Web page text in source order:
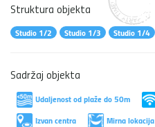
Struktura objekta
Studio 1/2 Studio 1/3 Studio 1/4
Sadržaj objekta
Udaljenost od plaže do 50m
Izvan centra
Mirna lokacija